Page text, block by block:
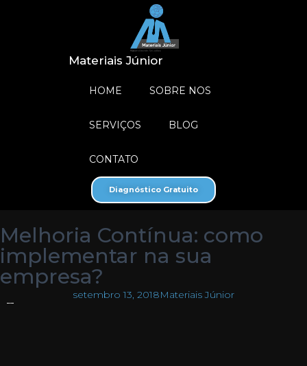
Materiais Júnior
HOME SOBRE NOS
SERVIÇOS BLOG
CONTATO
Diagnóstico Gratuito
Melhoria Contínua: como
implementar na sua
empresa?
setembro 13, 2018Materiais Júnior